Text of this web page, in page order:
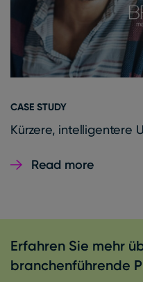
CASE STUDY
Kürzere, intelligentere
Read more
Erfahren Sie mehr
branchenführende